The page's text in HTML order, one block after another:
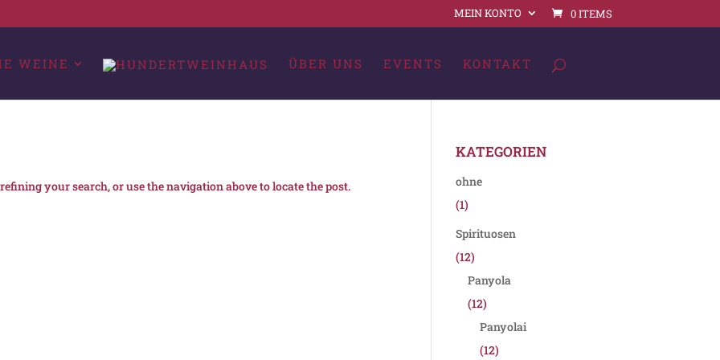
MEIN KONTO 0 ITEMS
WEINE ÜBER UNS EVENTS KONTAKT
your search, or use the navigation above to locate the post.
KATEGORIEN
ohne
(1)
Spirituosen
(12)
Panyola
(12)
Panyolai
(12)